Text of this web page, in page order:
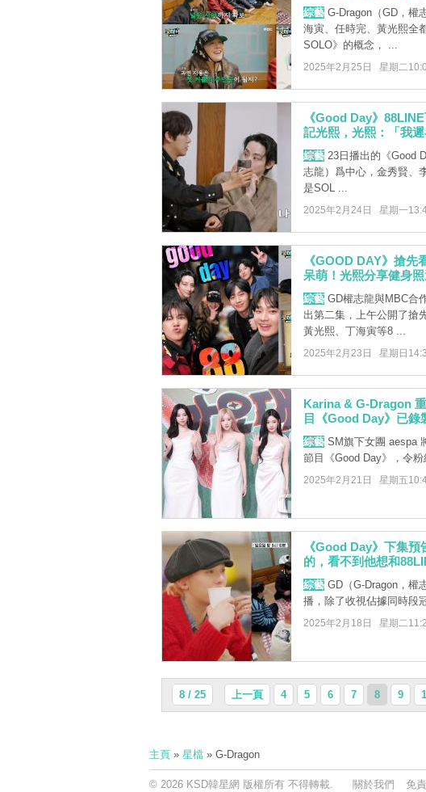
綜藝G-Dragon（GD，權
海寅、任時完、黃光熙全
SOLO》的概念， ...
2025年2月25日 星期二
《Good Day》
記光熙，光熙：「我
綜藝23日播出的《Good
志龍）爲中心，金秀賢、
是SOL ...
2025年2月24日 星期一
《GOOD DAY》搶先
呆萌！光熙分享健身
綜藝GD權志龍與MBC合
出第二集，上午公開了搶
黃光熙、丁海寅等8 ...
2025年2月23日 星期日
Karina & G-Dragon
目《Good Day》已錄
綜藝SM旗下女團 aespa
節目《Good Day》，令粉
2025年2月21日 星期五
《Good Day》下集
的，看不到他想和
綜藝GD（G-Dragon，權
播，除了收視佔據同時段
2025年2月18日 星期二
8 / 25 上一頁 4 5 6 7 8 9
主頁» 星檔» G-Dragon
© 2026 KSD韓星網 版權所有 不得轉載. 關於我們 免